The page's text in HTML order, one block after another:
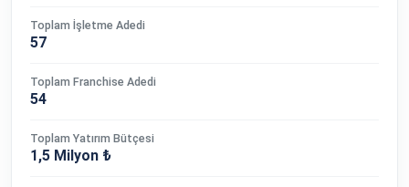
Toplam İşletme Adedi
57
Toplam Franchise Adedi
54
Toplam Yatırım Bütçesi
1,5 Milyon ₺